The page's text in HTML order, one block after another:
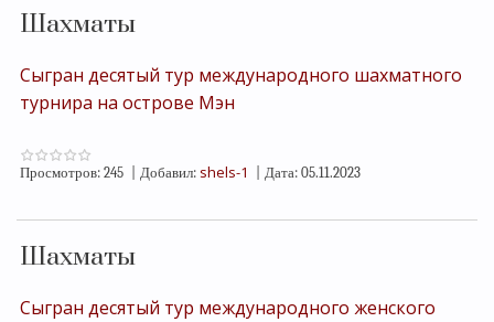
Шахматы
Сыгран десятый тур международного шахматного
турнира на острове Мэн
Просмотров: 245 Добавил: shels-1 Дата: 05.11.2023
Шахматы
Сыгран десятый тур международного женского